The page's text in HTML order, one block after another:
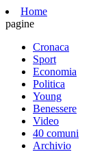
Home
pagine
Cronaca
Sport
Economia
Politica
Young
Benessere
Video
40 comuni
Archivio